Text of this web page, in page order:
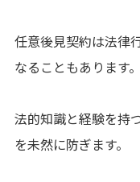
任意後見契約は法律
なることもあります。
法的知識と経験を持
を未然に防ぎます。